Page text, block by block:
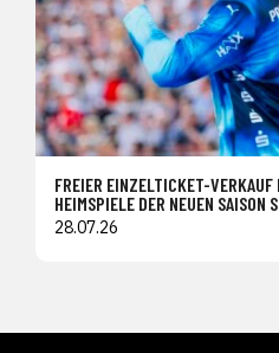
FREIER EINZELTICKET-VERKAUF
HEIMSPIELE DER NEUEN SAISON
28.07.26